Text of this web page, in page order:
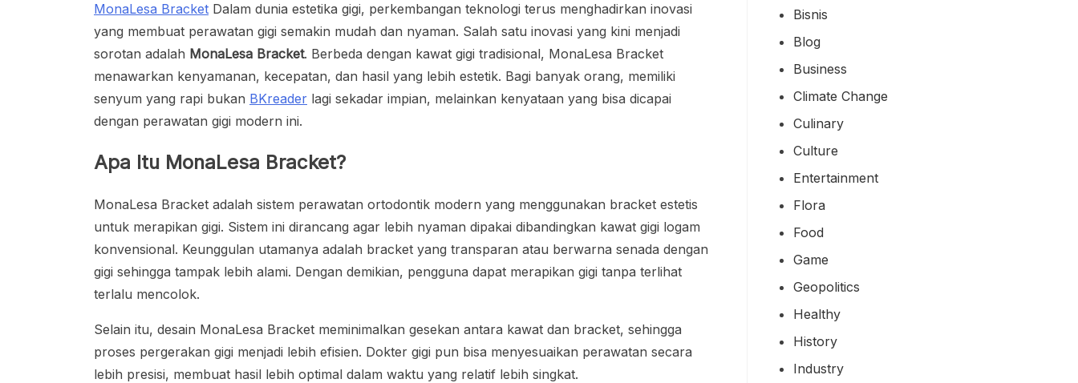
MonaLesa Bracket Dalam dunia estetika gigi, perkembangan teknologi terus menghadirkan inovasi
yang membuat perawatan gigi semakin mudah dan nyaman. Salah satu inovasi yang kini menjadi
sorotan adalah MonaLesa Bracket. Berbeda dengan kawat gigi tradisional, MonaLesa Bracket
menawarkan kenyamanan, kecepatan, dan hasil yang lebih estetik. Bagi banyak orang, memiliki
senyum yang rapi bukan BKreader lagi sekadar impian, melainkan kenyataan yang bisa dicapai
dengan perawatan gigi modern ini.
Apa Itu MonaLesa Bracket?
MonaLesa Bracket adalah sistem perawatan ortodontik modern yang menggunakan bracket estetis
untuk merapikan gigi. Sistem ini dirancang agar lebih nyaman dipakai dibandingkan kawat gigi logam
konvensional. Keunggulan utamanya adalah bracket yang transparan atau berwarna senada dengan
gigi sehingga tampak lebih alami. Dengan demikian, pengguna dapat merapikan gigi tanpa terlihat
terlalu mencolok.
Selain itu, desain MonaLesa Bracket meminimalkan gesekan antara kawat dan bracket, sehingga
proses pergerakan gigi menjadi lebih efisien. Dokter gigi pun bisa menyesuaikan perawatan secara
lebih presisi, membuat hasil lebih optimal dalam waktu yang relatif lebih singkat.
Bisnis
Blog
Business
Climate Change
Culinary
Culture
Entertainment
Flora
Food
Game
Geopolitics
Healthy
History
Industry